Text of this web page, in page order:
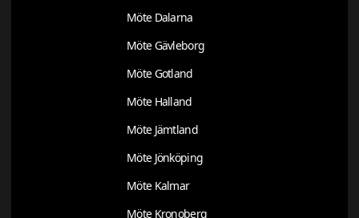
Möte Dalarna
Möte Gävleborg
Möte Gotland
Möte Halland
Möte Jämtland
Möte Jönköping
Möte Kalmar
Möte Kronoberg